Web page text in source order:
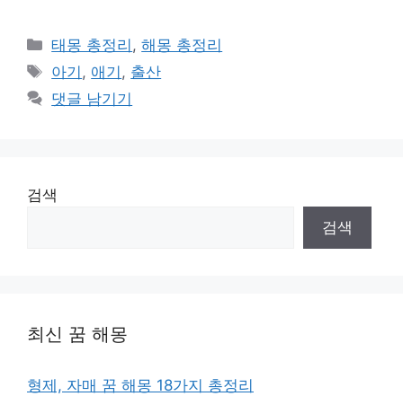
카
테
리
태몽 총정리 ,해몽 총정리
태
그
아기 , 애기 , 출산
댓글 남기기
검색
검색
최신 꿈 해몽
형제, 자매 꿈 해몽 18가지 총정리